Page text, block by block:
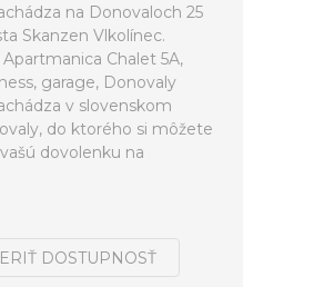
na Donovaloch 25
Skanzen Vlkolínec.
Chalet 5A,
garage, Donovaly
v slovenskom
do ktorého si môžete
dovolenku na
DOSTUPNOSŤ